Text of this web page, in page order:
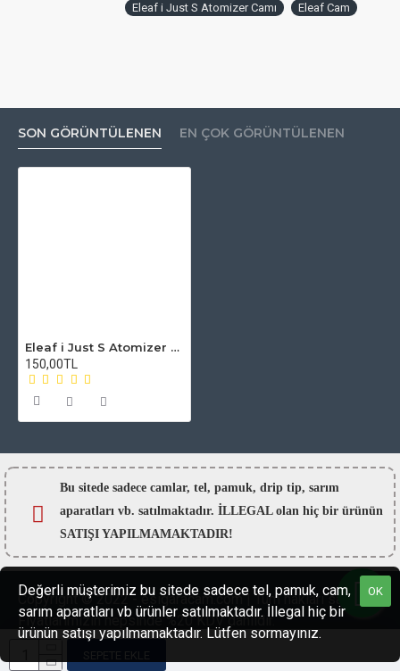
Eleaf i Just S Atomizer Camı
Eleaf Cam
SON GÖRÜNTÜLENEN EN ÇOK GÖRÜNTÜLENEN
Eleaf i Just S Atomizer Camı
150,00TL
Bu sitede sadece camlar, tel, pamuk, drip tip, sarım
aparatları vb. satılmaktadır. İLLEGAL olan hiç bir ürünün
SATIŞI YAPILMAMAKTADIR!
Copyright © 2022 - esigaracam.com | Tüm hakları saklıdır.
Fiyatlarımızın hepsinde %20 KDV dahildir.
OK
Değerli müşterimiz bu sitede sadece tel, pamuk, cam,
sarım aparatları vb ürünler satılmaktadır. İllegal hiç bir
ürünün satışı yapılmamaktadır. Lütfen sormayınız.